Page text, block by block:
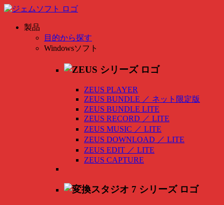
製品
目的から探す
Windowsソフト
ZEUS PLAYER
ZEUS BUNDLE ／ ネット限定版
ZEUS BUNDLE LITE
ZEUS RECORD ／ LITE
ZEUS MUSIC ／ LITE
ZEUS DOWNLOAD ／ LITE
ZEUS EDIT ／ LITE
ZEUS CAPTURE